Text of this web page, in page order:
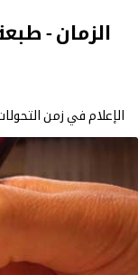
الزمان -
الإعلام في زمن